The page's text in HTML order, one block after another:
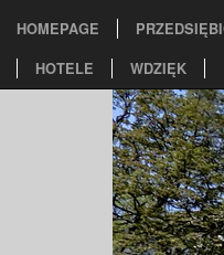
HOMEPAGE
HOTELE
WDZIĘK